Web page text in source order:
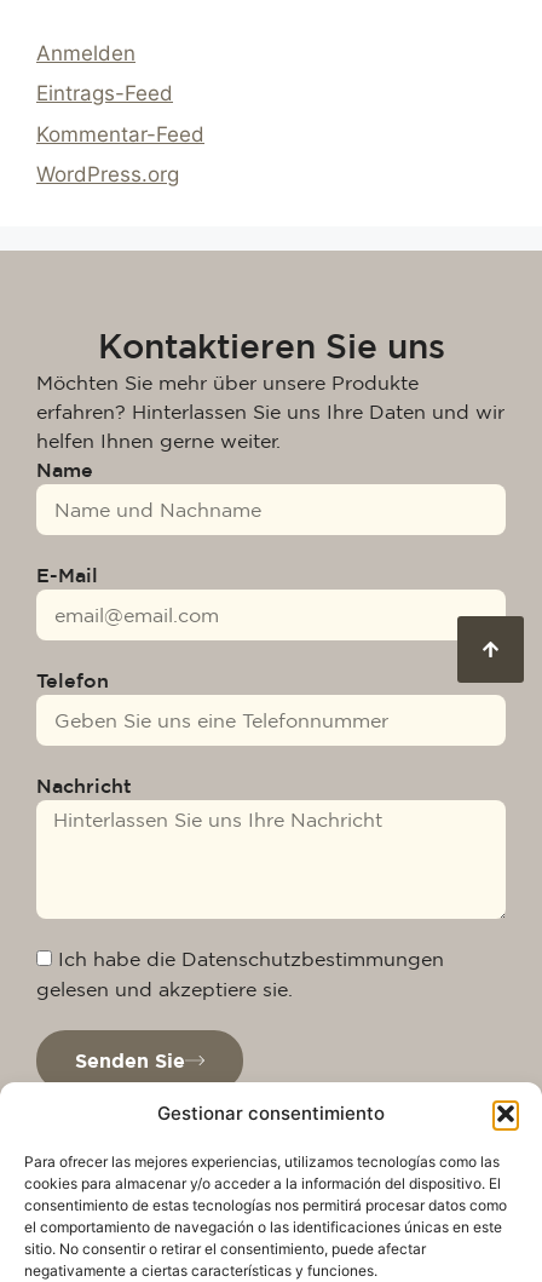
Gestionar consentimiento
Para ofrecer las mejores experiencias, utilizamos tecnologías como las
cookies para almacenar y/o acceder a la información del dispositivo. El
consentimiento de estas tecnologías nos permitirá procesar datos como
el comportamiento de navegación o las identificaciones únicas en este
sitio. No consentir o retirar el consentimiento, puede afectar
negativamente a ciertas características y funciones.
Anmelden
Eintrags-Feed
Kommentar-Feed
WordPress.org
Kontaktieren Sie uns
Möchten Sie mehr über unsere Produkte
erfahren? Hinterlassen Sie uns Ihre Daten und wir
helfen Ihnen gerne weiter.
Name
E-Mail
Telefon
Nachricht
Ich habe die Datenschutzbestimmungen
gelesen und akzeptiere sie.
Senden Sie